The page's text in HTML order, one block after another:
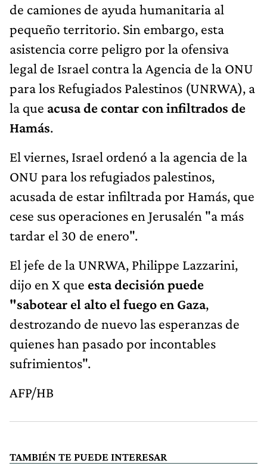
de camiones de ayuda humanitaria al
pequeño territorio. Sin embargo, esta
asistencia corre peligro por la ofensiva
legal de Israel contra la Agencia de la ONU
para los Refugiados Palestinos (UNRWA), a
la que acusa de contar con infiltrados de
Hamás.
El viernes, Israel ordenó a la agencia de la
ONU para los refugiados palestinos,
acusada de estar infiltrada por Hamás, que
cese sus operaciones en Jerusalén "a más
tardar el 30 de enero".
El jefe de la UNRWA, Philippe Lazzarini,
dijo en X que esta decisión puede
"sabotear el alto el fuego en Gaza,
destrozando de nuevo las esperanzas de
quienes han pasado por incontables
sufrimientos".
AFP/HB
TAMBIÉN TE PUEDE INTERESAR